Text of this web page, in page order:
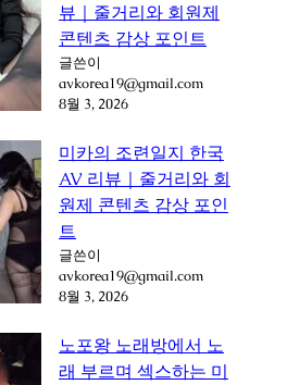
뷰｜줄거리와 회원제
콘텐츠 감상 포인트
글쓴이
avkorea19@gmail.com
8월 3, 2026
미카의 조련일지 한국
AV 리뷰｜줄거리와 회
원제 콘텐츠 감상 포인
트
글쓴이
avkorea19@gmail.com
8월 3, 2026
노포왕 노래방에서 노
래 부르며 섹스하는 미